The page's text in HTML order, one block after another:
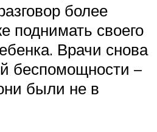
более
поднимать своего
Врачи снова
беспомощности –
были не в